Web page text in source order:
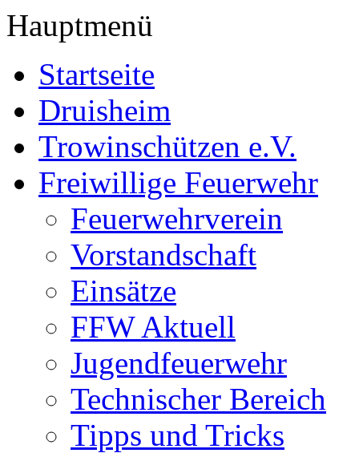
Hauptmenü
Startseite
Druisheim
Trowinschützen e.V.
Freiwillige Feuerwehr
Feuerwehrverein
Vorstandschaft
Einsätze
FFW Aktuell
Jugendfeuerwehr
Technischer Bereich
Tipps und Tricks